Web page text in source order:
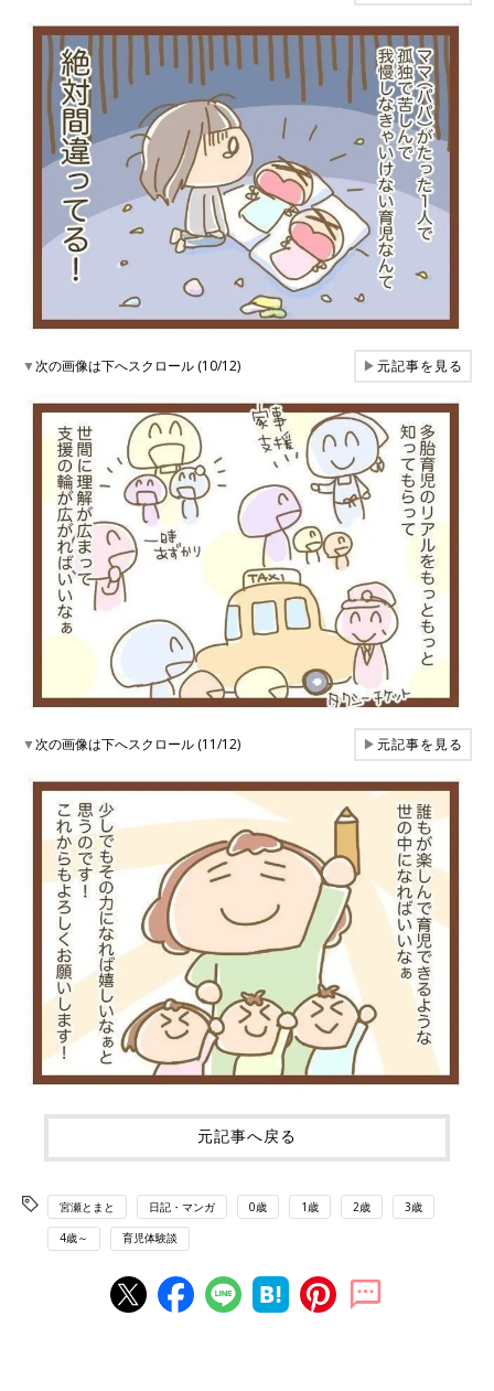
▼次の画像は下へスクロール (10/12) ▶元記事を見る
▼次の画像は下へスクロール (11/12) ▶元記事を見る
元記事へ戻る
宮瀬とまと 日記・マンガ 0歳 1歳 2歳 3歳
4歳～ 育児体験談